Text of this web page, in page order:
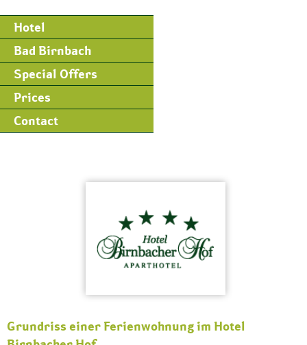
Hotel
Bad Birnbach
Special Offers
Prices
Contact
Grundriss einer Ferienwohnung im Hotel